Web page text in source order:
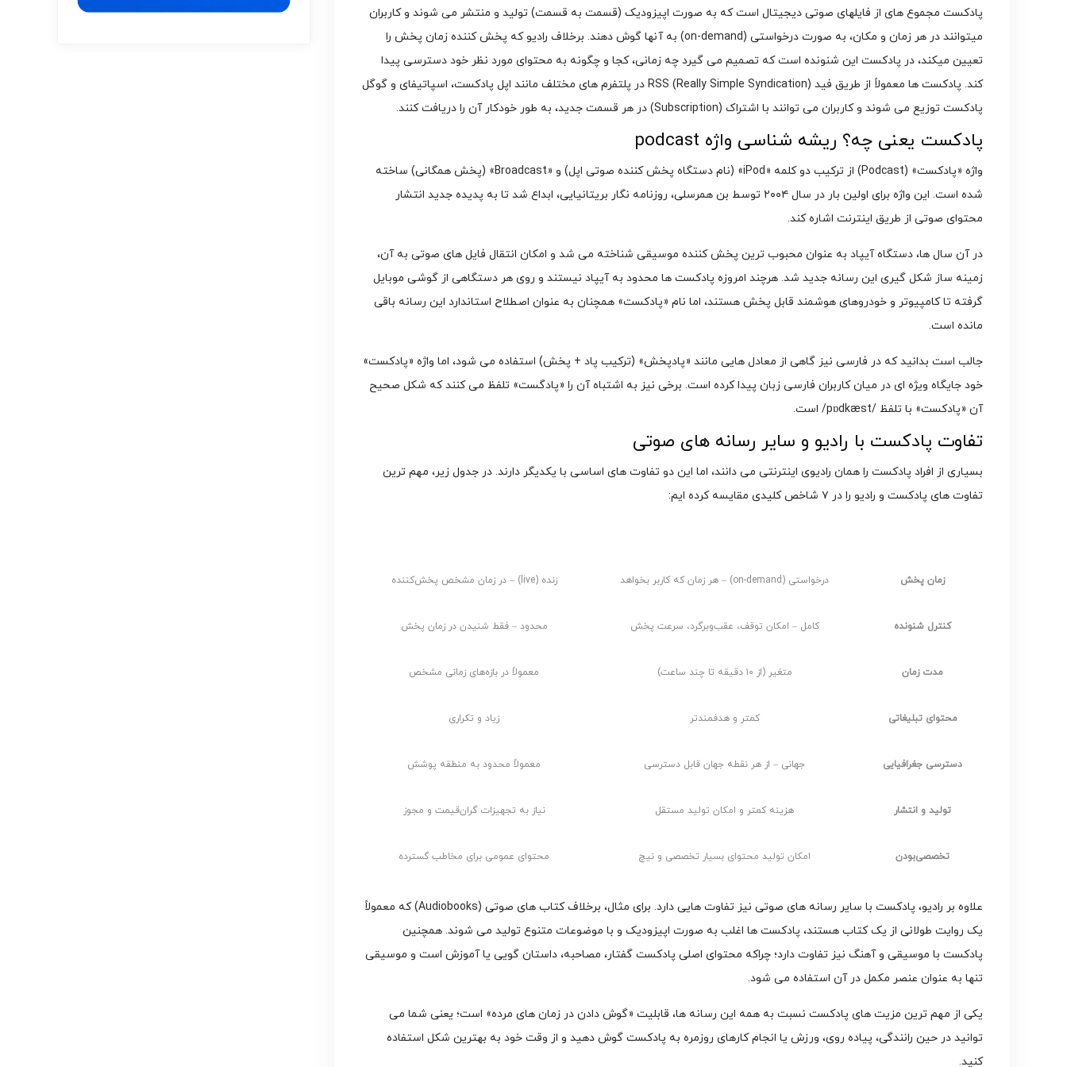
پادکست مجموع های از فایلهای صوتی دیجیتال است که به صورت اپیزودیک (قسمت به قسمت) تولید و منتشر می شوند و کاربران
میتوانند در هر زمان و مکان، به صورت درخواستی (on-demand) به آنها گوش دهند. برخلاف رادیو که پخش کننده زمان پخش را
تعیین میکند، در پادکست این شنونده است که تصمیم می گیرد چه زمانی، کجا و چگونه به محتوای مورد نظر خود دسترسی پیدا
کند. پادکست ها معمولاً از طریق فید RSS (Really Simple Syndication) در پلتفرم های مختلف مانند اپل پادکست، اسپاتیفای و گوگل
پادکست توزیع می شوند و کاربران می توانند با اشتراک (Subscription) در هر قسمت جدید، به طور خودکار آن را دریافت کنند.
پادکست یعنی چه؟ ریشه شناسی واژه podcast
واژه «پادکست» (Podcast) از ترکیب دو کلمه «iPod» (نام دستگاه پخش کننده صوتی اپل) و «Broadcast» (پخش همگانی) ساخته
شده است. این واژه برای اولین بار در سال ۲۰۰۴ توسط بن همرسلی، روزنامه نگار بریتانیایی، ابداع شد تا به پدیده جدید انتشار
محتوای صوتی از طریق اینترنت اشاره کند.
در آن سال ها، دستگاه آیپاد به عنوان محبوب ترین پخش کننده موسیقی شناخته می شد و امکان انتقال فایل های صوتی به آن،
زمینه ساز شکل گیری این رسانه جدید شد. هرچند امروزه پادکست ها محدود به آیپاد نیستند و روی هر دستگاهی از گوشی موبایل
گرفته تا کامپیوتر و خودروهای هوشمند قابل پخش هستند، اما نام «پادکست» همچنان به عنوان اصطلاح استاندارد این رسانه باقی
مانده است.
جالب است بدانید که در فارسی نیز گاهی از معادل هایی مانند «پادپخش» (ترکیب پاد + پخش) استفاده می شود، اما واژه «پادکست»
خود جایگاه ویژه ای در میان کاربران فارسی زبان پیدا کرده است. برخی نیز به اشتباه آن را «پادگست» تلفظ می کنند که شکل صحیح
آن «پادکست» با تلفظ /pɒdkæst/ است.
تفاوت پادکست با رادیو و سایر رسانه های صوتی
بسیاری از افراد پادکست را همان رادیوی اینترنتی می دانند، اما این دو تفاوت های اساسی با یکدیگر دارند. در جدول زیر، مهم ترین
تفاوت های پادکست و رادیو را در ۷ شاخص کلیدی مقایسه کرده ایم:
زمان پخش درخواستی (on-demand) – هر زمان که کاربر بخواهد زنده (live) – در زمان مشخص پخش‌کننده
کنترل شنونده کامل – امکان توقف، عقب‌وبرگرد، سرعت پخش محدود – فقط شنیدن در زمان پخش
مدت زمان متغیر (از ۱۰ دقیقه تا چند ساعت) معمولاً در بازه‌های زمانی مشخص
محتوای تبلیغاتی کمتر و هدفمندتر زیاد و تکراری
دسترسی جغرافیایی جهانی – از هر نقطه جهان قابل دسترسی معمولاً محدود به منطقه پوشش
تولید و انتشار هزینه کمتر و امکان تولید مستقل نیاز به تجهیزات گران‌قیمت و مجوز
تخصصی‌بودن امکان تولید محتوای بسیار تخصصی و نیچ محتوای عمومی برای مخاطب گسترده
علاوه بر رادیو، پادکست با سایر رسانه های صوتی نیز تفاوت هایی دارد. برای مثال، برخلاف کتاب های صوتی (Audiobooks) که معمولاً
یک روایت طولانی از یک کتاب هستند، پادکست ها اغلب به صورت اپیزودیک و با موضوعات متنوع تولید می شوند. همچنین
پادکست با موسیقی و آهنگ نیز تفاوت دارد؛ چراکه محتوای اصلی پادکست گفتار، مصاحبه، داستان گویی یا آموزش است و موسیقی
تنها به عنوان عنصر مکمل در آن استفاده می شود.
یکی از مهم ترین مزیت های پادکست نسبت به همه این رسانه ها، قابلیت «گوش دادن در زمان های مرده» است؛ یعنی شما می
توانید در حین رانندگی، پیاده روی، ورزش یا انجام کارهای روزمره به پادکست گوش دهید و از وقت خود به بهترین شکل استفاده
کنید.